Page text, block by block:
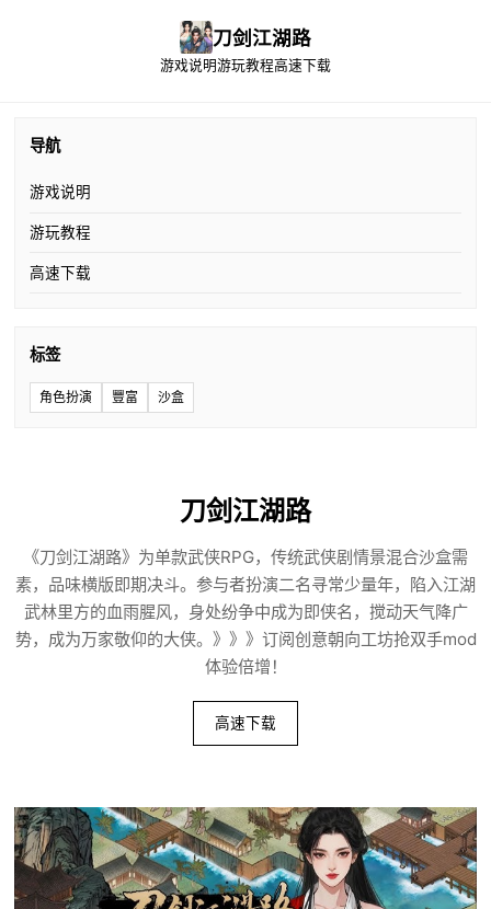
刀剑江湖路
游戏说明游玩教程高速下载
导航
游戏说明
游玩教程
高速下载
标签
角色扮演 豐富 沙盒
刀剑江湖路
《刀剑江湖路》为单款武侠RPG，传统武侠剧情景混合沙盒需
素，品味横版即期决斗。参与者扮演二名寻常少量年，陷入江湖
武林里方的血雨腥风，身处纷争中成为即侠名，搅动天气降广
势，成为万家敬仰的大侠。》》》订阅创意朝向工坊抢双手mod
体验倍增！
高速下载